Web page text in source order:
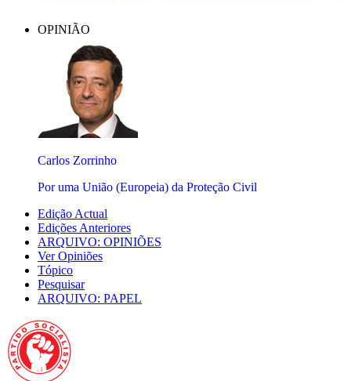
OPINIÃO
Carlos Zorrinho
Por uma União (Europeia) da Proteção Civil
Edição Actual
Edições Anteriores
ARQUIVO: OPINIÕES
Ver Opiniões
Tópico
Pesquisar
ARQUIVO: PAPEL